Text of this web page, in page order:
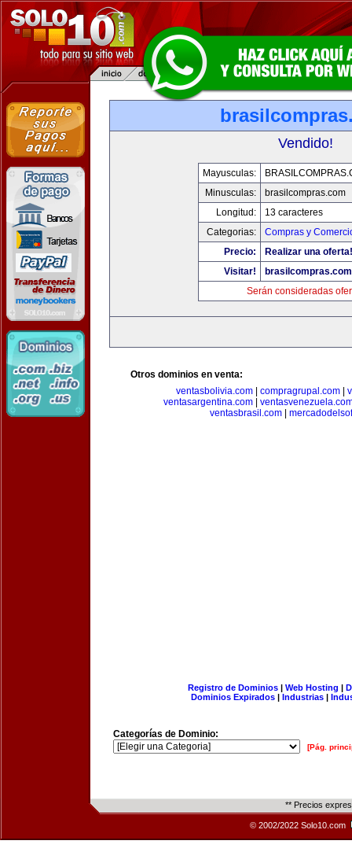
Vendido!
Mayusculas:
Minusculas:
brasilcompras.com
Longitud:
13 caracteres
Categorias:
Compras y
Precio:
Realizar una oferta!
Visitar!
brasilcompras.com
Serán consideradas
Otros dominios en venta:
ventasbolivia.com
compragrupal.com
ventasargentina.com|
ventasbrasil.com
Registro de Dominios| Web Hosting |
Dominios Expirados | Industrias |
Categorías de Dominio:
[Pág.
** Precios
© 2002/2022 Solo10.com